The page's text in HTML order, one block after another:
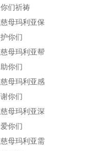
你们祈祷
慈母玛利亚保
护你们
慈母玛利亚帮
助你们
慈母玛利亚感
谢你们
慈母玛利亚深
爱你们
慈母玛利亚需